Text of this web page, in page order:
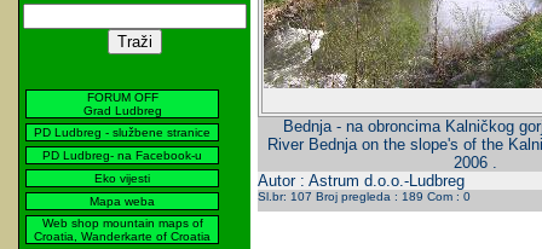
FORUM OFF
Grad Ludbreg
PD Ludbreg - službene stranice
PD Ludbreg- na Facebook-u
Eko vijesti
Mapa weba
Web shop mountain maps of
Croatia, Wanderkarte of Croatia
Bednja - na obroncima Kalničkog
River Bednja on the slope's of the
2006 .
Autor : Astrum d.o.o.-Ludbreg
Sl.br: 107 Broj pregleda : 189 Com : 0